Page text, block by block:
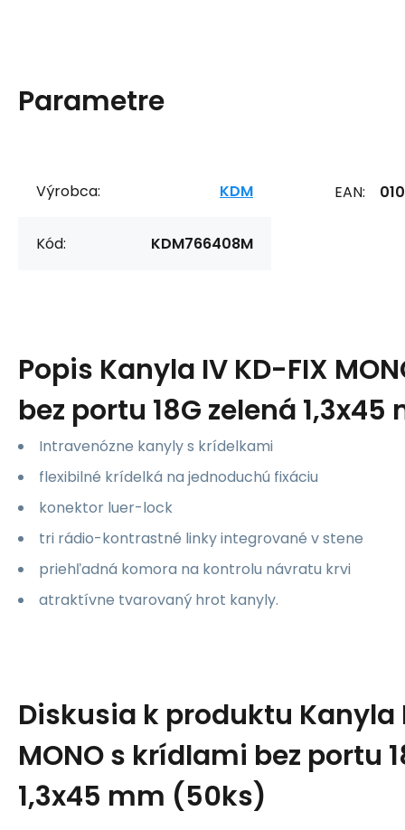
Parametre
Výrobca: KDM
Kód: KDM766408M
EAN:
Popis Kanyla IV KD-FIX
bez portu 18G zelená
Intravenózne kanyly s krídelkami
flexibilné krídelká na jednoduchú fixáciu
konektor luer-lock
tri rádio-kontrastné linky integrované v stene
priehľadná komora na kontrolu návratu krvi
atraktívne tvarovaný hrot kanyly.
Diskusia k produktu Kanyla
MONO s krídlami bez portu
1,3x45 mm (50ks)